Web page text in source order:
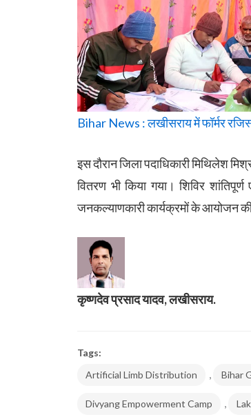
Bihar News : लखीसराय में फॉर्मर
इस दौरान जिला पदाधिकारी मिथिलेश
वितरण भी किया गया। शिविर
जनकल्याणकारी कार्यक्रमों के आयोजन की
कृष्णदेव प्रसाद यादव, लखीसराय.
Tags:
Artificial Limb Distribution
Bihar
Divyang Empowerment Camp